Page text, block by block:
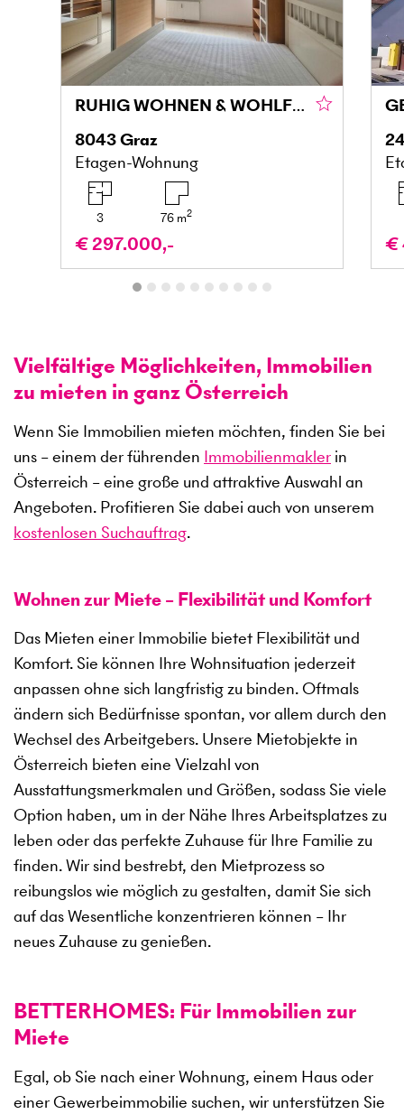
RUHIG WOHNEN & WOHLFÜHLEN MIT BALKON IN DER MARIATROSTERSTRASSE
8043Graz
Etagen-Wohnung
3 76 m2
€ 297.000,- €
Vielfältige Möglichkeiten, Immobilien
zu mieten in ganz Österreich
Wenn Sie Immobilien mieten möchten, finden Sie bei
uns – einem der führenden Immobilienmakler in
Österreich – eine große und attraktive Auswahl an
Angeboten. Profitieren Sie dabei auch von unserem
kostenlosen Suchauftrag.
Wohnen zur Miete – Flexibilität und Komfort
Das Mieten einer Immobilie bietet Flexibilität und
Komfort. Sie können Ihre Wohnsituation jederzeit
anpassen ohne sich langfristig zu binden. Oftmals
ändern sich Bedürfnisse spontan, vor allem durch den
Wechsel des Arbeitgebers. Unsere Mietobjekte in
Österreich bieten eine Vielzahl von
Ausstattungsmerkmalen und Größen, sodass Sie viele
Option haben, um in der Nähe Ihres Arbeitsplatzes zu
leben oder das perfekte Zuhause für Ihre Familie zu
finden. Wir sind bestrebt, den Mietprozess so
reibungslos wie möglich zu gestalten, damit Sie sich
auf das Wesentliche konzentrieren können – Ihr
neues Zuhause zu genießen.
BETTERHOMES: Für Immobilien zur
Miete
Egal, ob Sie nach einer Wohnung, einem Haus oder
einer Gewerbeimmobilie suchen, wir unterstützen Sie